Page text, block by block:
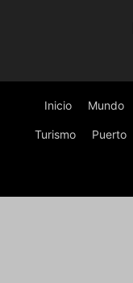
Inicio Mundo
Turismo Puerto